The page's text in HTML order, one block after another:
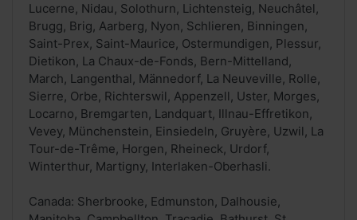
Lucerne, Nidau, Solothurn, Lichtensteig, Neuchâtel,
Brugg, Brig, Aarberg, Nyon, Schlieren, Binningen,
Saint-Prex, Saint-Maurice, Ostermundigen, Plessur,
Dietikon, La Chaux-de-Fonds, Bern-Mittelland,
March, Langenthal, Männedorf, La Neuveville, Rolle,
Sierre, Orbe, Richterswil, Appenzell, Uster, Morges,
Locarno, Bremgarten, Landquart, Illnau-Effretikon,
Vevey, Münchenstein, Einsiedeln, Gruyère, Uzwil, La
Tour-de-Trême, Horgen, Rheineck, Urdorf,
Winterthur, Martigny, Interlaken-Oberhasli.
Canada: Sherbrooke, Edmunston, Dalhousie,